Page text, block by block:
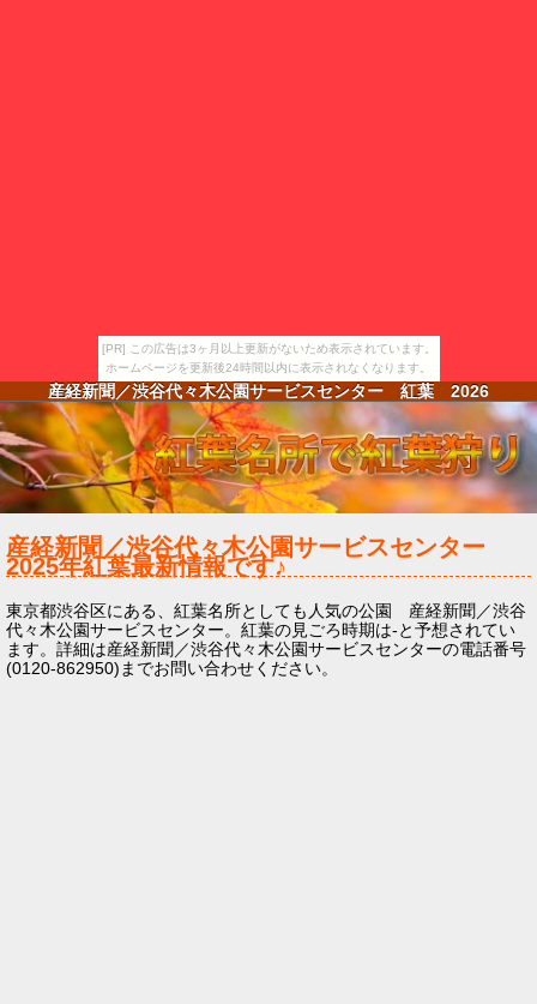
[PR] この広告は3ヶ月以上更新がないため表示されています。
ホームページを更新後24時間以内に表示されなくなります。
産経新聞／渋谷代々木公園サービスセンター 紅葉 2026
産経新聞／渋谷代々木公園サービスセンター
2025年紅葉最新情報です♪
東京都渋谷区にある、紅葉名所としても人気の公園 産経新聞／渋谷
代々木公園サービスセンター。紅葉の見ごろ時期は-と予想されてい
ます。詳細は産経新聞／渋谷代々木公園サービスセンターの電話番号
(0120-862950)までお問い合わせください。